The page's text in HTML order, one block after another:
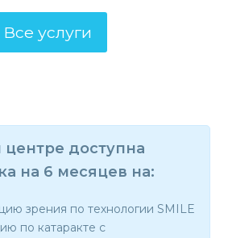
Все услуги
доступна
на 6 месяцев на:
зрения по технологии SMILE
по катаракте с